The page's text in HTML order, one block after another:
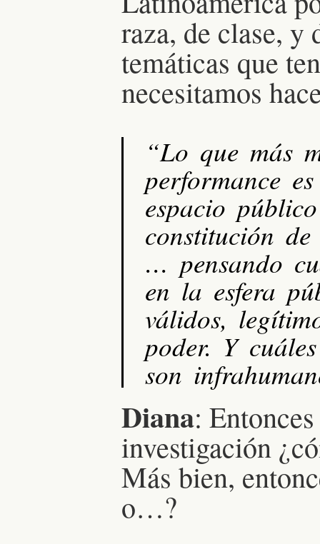
raza, de clase, y
temáticas que
necesitamos
“Lo que más
performance
espacio
constitución
… pensando
en la esfera
válidos,
poder. Y
son
Diana:
investigación
Más bien,
o…?